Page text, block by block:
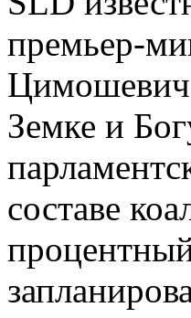
премьер-
Земке и
составе